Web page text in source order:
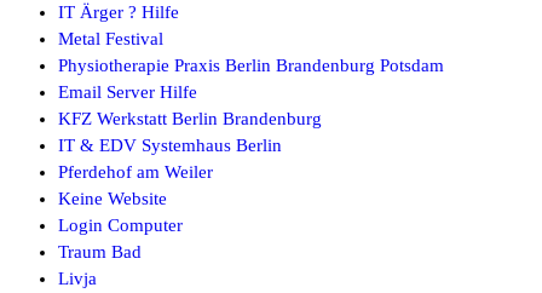
IT Ärger ? Hilfe
Metal Festival
Physiotherapie Praxis Berlin Brandenburg Potsdam
Email Server Hilfe
KFZ Werkstatt Berlin Brandenburg
IT & EDV Systemhaus Berlin
Pferdehof am Weiler
Keine Website
Login Computer
Traum Bad
Livja